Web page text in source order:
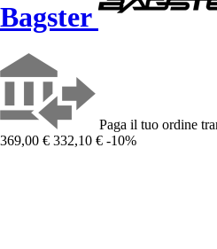
Bagster
Paga il tuo ordine
369,00 € 332,10 € -10%